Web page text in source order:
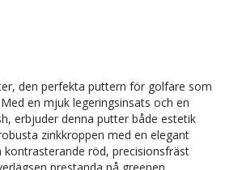
den perfekta puttern för golfare som
en mjuk legeringsinsats och en
erbjuder denna putter både estetik
zinkkroppen med en elegant
kontrasterande röd, precisionsfräst